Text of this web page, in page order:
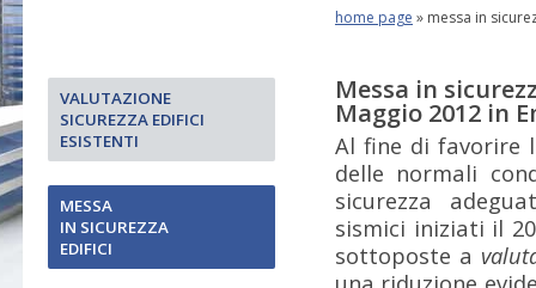
home page » messa in
VALUTAZIONE
SICUREZZA EDIFICI
ESISTENTI
MESSA
IN SICUREZZA
EDIFICI
Messa in
Maggio 2012 in
Al fine di favorire
delle normali
sicurezza
sismici iniziati il
sottoposte a